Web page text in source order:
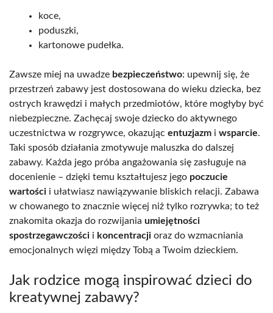
koce,
poduszki,
kartonowe pudełka.
Zawsze miej na uwadze bezpieczeństwo: upewnij się, że
przestrzeń zabawy jest dostosowana do wieku dziecka, bez
ostrych krawędzi i małych przedmiotów, które mogłyby być
niebezpieczne. Zachęcaj swoje dziecko do aktywnego
uczestnictwa w rozgrywce, okazując entuzjazm i wsparcie.
Taki sposób działania zmotywuje maluszka do dalszej
zabawy. Każda jego próba angażowania się zasługuje na
docenienie – dzięki temu kształtujesz jego poczucie
wartości i ułatwiasz nawiązywanie bliskich relacji. Zabawa
w chowanego to znacznie więcej niż tylko rozrywka; to też
znakomita okazja do rozwijania umiejętności
spostrzegawczości i koncentracji oraz do wzmacniania
emocjonalnych więzi między Tobą a Twoim dzieckiem.
Jak rodzice mogą inspirować dzieci do
kreatywnej zabawy?